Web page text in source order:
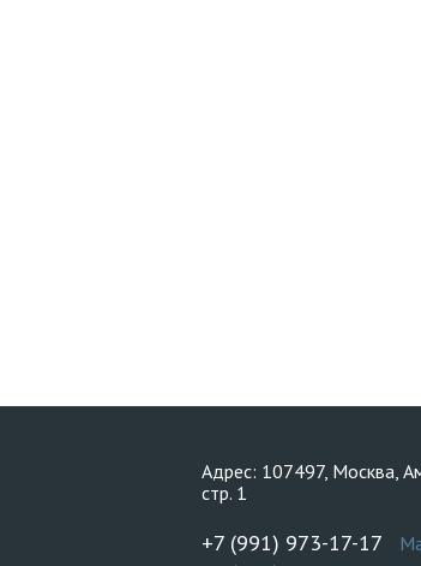
Адрес: 107497, Москва,
стр. 1
+7 (991) 973-17-17